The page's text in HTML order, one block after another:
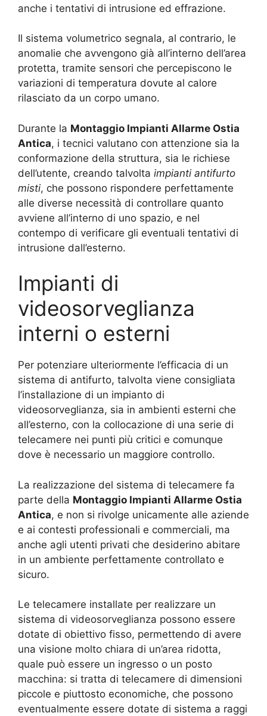
anche i tentativi di intrusione ed effrazione.
Il sistema volumetrico segnala, al contrario, le
anomalie che avvengono già all’interno dell’area
protetta, tramite sensori che percepiscono le
variazioni di temperatura dovute al calore
rilasciato da un corpo umano.
Durante la Montaggio Impianti Allarme Ostia
Antica, i tecnici valutano con attenzione sia la
conformazione della struttura, sia le richiese
dell’utente, creando talvolta impianti antifurto
misti, che possono rispondere perfettamente
alle diverse necessità di controllare quanto
avviene all’interno di uno spazio, e nel
contempo di verificare gli eventuali tentativi di
intrusione dall’esterno.
Impianti di
videosorveglianza
interni o esterni
Per potenziare ulteriormente l’efficacia di un
sistema di antifurto, talvolta viene consigliata
l’installazione di un impianto di
videosorveglianza, sia in ambienti esterni che
all’esterno, con la collocazione di una serie di
telecamere nei punti più critici e comunque
dove è necessario un maggiore controllo.
La realizzazione del sistema di telecamere fa
parte della Montaggio Impianti Allarme Ostia
Antica, e non si rivolge unicamente alle aziende
e ai contesti professionali e commerciali, ma
anche agli utenti privati che desiderino abitare
in un ambiente perfettamente controllato e
sicuro.
Le telecamere installate per realizzare un
sistema di videosorveglianza possono essere
dotate di obiettivo fisso, permettendo di avere
una visione molto chiara di un’area ridotta,
quale può essere un ingresso o un posto
macchina: si tratta di telecamere di dimensioni
piccole e piuttosto economiche, che possono
eventualmente essere dotate di sistema a raggi